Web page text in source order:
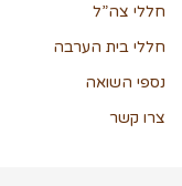
חללי צה”ל
חללי בית הערבה
נספי השואה
צרו קשר